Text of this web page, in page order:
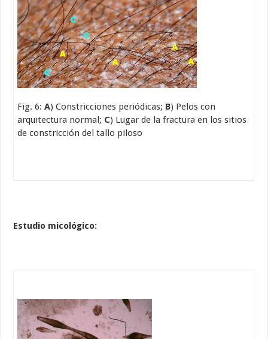
Fig. 6:A) Constricciones periódicas; B) Pelos con
arquitectura normal; C) Lugar de la fractura en los sitios
de constricción del tallo piloso
Estudio micológico: